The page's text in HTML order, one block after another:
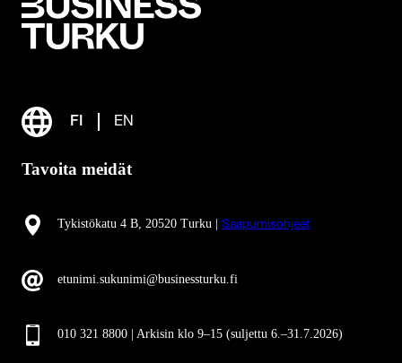
FI EN
Tavoita meidät
Tykistökatu 4 B, 20520 Turku | Saapumisohjeet
etunimi.sukunimi@businessturku.fi
010 321 8800 | Arkisin klo 9–15 (suljettu 6.–31.7.2026)